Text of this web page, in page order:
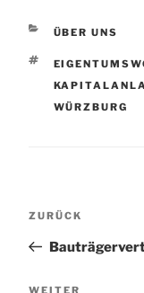
KATEGORIEN
ÜBER UNS
WÜRZBURG
Vorheriger
ZURÜCK
Nächster
WEITER